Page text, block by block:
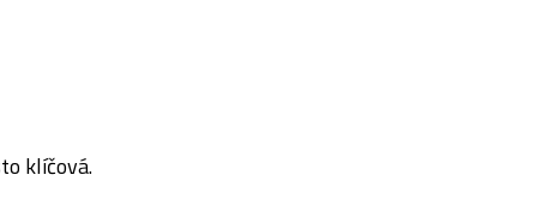
klíčová.